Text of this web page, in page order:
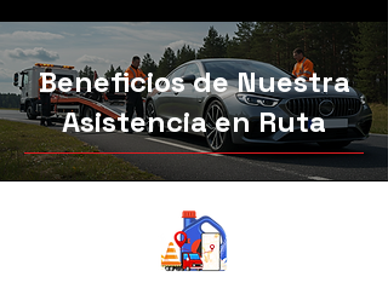
Beneficios de Nuestra
Asistencia en Ruta